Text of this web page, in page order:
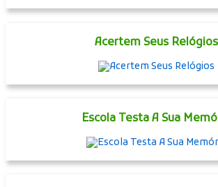
Acertem Seus Relógios
Escola Testa A Sua